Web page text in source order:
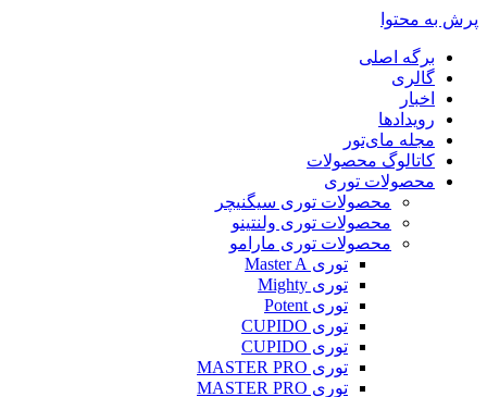
پرش به محتوا
برگه اصلی
گالری
اخبار
رویدادها
مجله مای‌تور
کاتالوگ محصولات
محصولات توری
محصولات توری سیگنیچر
محصولات توری ولنتینو
محصولات توری مارامو
توری Master A
توری Mighty
توری Potent
توری CUPIDO
توری CUPIDO
توری MASTER PRO
توری MASTER PRO